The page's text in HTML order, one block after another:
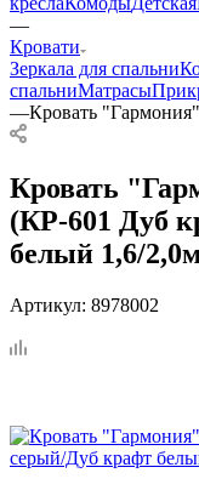
—
Кровати
Зеркала для спальни
спальниМатрасы
—Кровать
Кровать
(КР-601 Дуб
белый 1,6/
Артикул: 8978002